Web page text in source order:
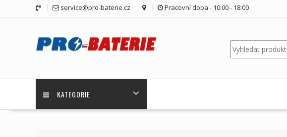
service@pro-baterie.cz Pracovní doba - 10:00 - 18:00
Hledat
KATEGORIE